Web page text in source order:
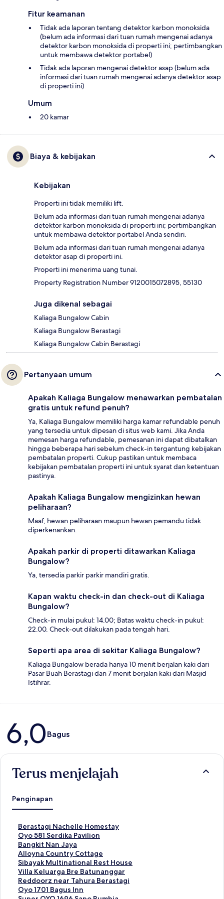
Fitur keamanan
Tidak ada laporan tentang detektor karbon monoksida
(belum ada informasi dari tuan rumah mengenai adanya
detektor karbon monoksida di properti ini; pertimbangkan
untuk membawa detektor portabel)
Tidak ada laporan mengenai detektor asap (belum ada
informasi dari tuan rumah mengenai adanya detektor asap
di properti ini)
Umum
20 kamar
Biaya & kebijakan
Kebijakan
Properti ini tidak memiliki lift.
Belum ada informasi dari tuan rumah mengenai adanya
detektor karbon monoksida di properti ini; pertimbangkan
untuk membawa detektor portabel Anda sendiri.
Belum ada informasi dari tuan rumah mengenai adanya
detektor asap di properti ini.
Properti ini menerima uang tunai.
Property Registration Number 9120015072895, 55130
Juga dikenal sebagai
Kaliaga Bungalow Cabin
Kaliaga Bungalow Berastagi
Kaliaga Bungalow Cabin Berastagi
Pertanyaan umum
Apakah Kaliaga Bungalow menawarkan pembatalan
gratis untuk refund penuh?
Ya, Kaliaga Bungalow memiliki harga kamar refundable penuh
yang tersedia untuk dipesan di situs web kami. Jika Anda
memesan harga refundable, pemesanan ini dapat dibatalkan
hingga beberapa hari sebelum check-in tergantung kebijakan
pembatalan properti. Cukup pastikan untuk membaca
kebijakan pembatalan properti ini untuk syarat dan ketentuan
pastinya.
Apakah Kaliaga Bungalow mengizinkan hewan
peliharaan?
Maaf, hewan peliharaan maupun hewan pemandu tidak
diperkenankan.
Apakah parkir di properti ditawarkan Kaliaga
Bungalow?
Ya, tersedia parkir parkir mandiri gratis.
Kapan waktu check-in dan check-out di Kaliaga
Bungalow?
Check-in mulai pukul: 14.00; Batas waktu check-in pukul:
22.00. Check-out dilakukan pada tengah hari.
Seperti apa area di sekitar Kaliaga Bungalow?
Kaliaga Bungalow berada hanya 10 menit berjalan kaki dari
Pasar Buah Berastagi dan 7 menit berjalan kaki dari Masjid
Istihrar.
Ulasan
6,0Bagus
Terus menjelajah
Penginapan
Berastagi Nachelle Homestay
T
a
u
t
a
n
S
t
Oyo 581 Serdika Pavilion
T
a
u
t
a
n
S
Bangkit Nan Jaya
T
a
u
t
a
n
Alloyna Country Cottage
T
a
u
t
a
Sibayak Multinational Rest House
T
a
u
t
Villa Keluarga Bre Batunanggar
T
a
u
Reddoorz near Tahura Berastagi
T
a
Oyo 1701 Bagus Inn
T